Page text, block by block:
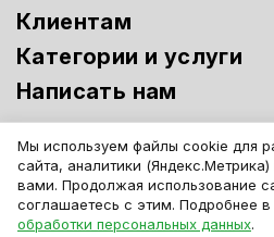
Клиентам
Категории и услуги
Написать нам
Витрины премиум-класса ИМАТО
данных
IMATO. Интернет Магазин Торговой
ИНН 7717506114 КПП
Мы используем файлы cookie для
сайта, аналитики (Яндекс.Метрика)
вами. Продолжая использование
соглашаетесь с этим. Подробнее в
обработки персональных данных.